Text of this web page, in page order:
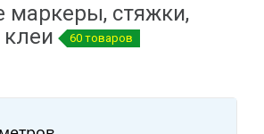
маркеры, стяжки,
клеи
60 товаров